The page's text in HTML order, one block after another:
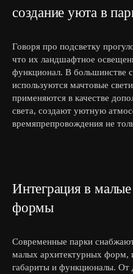
создание уюта в
Говоря про подсветку
что их ландшафтное
функционал. В большинстве
используются мачтовые
применяются в качестве
света, создают уютную
времяпрепровождения не
Интеграция в
формы
Современные парки
малых архитектурных
габариты и функционалы. От